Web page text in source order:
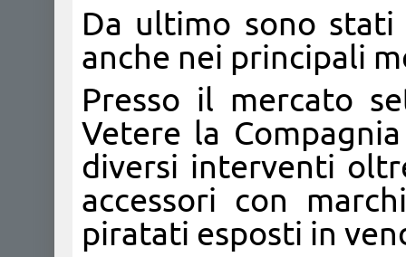
Da ultimo sono
anche nei principali
Presso il mercato
Vetere la
diversi interventi
accessori con
piratati esposti in